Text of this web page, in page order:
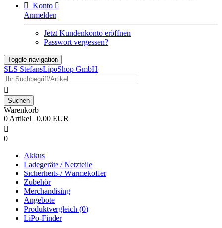
 Konto 
Anmelden
Jetzt Kundenkonto eröffnen
Passwort vergessen?
Toggle navigation
SLS StefansLipoShop GmbH

Warenkorb
0 Artikel | 0,00 EUR

0
Akkus
Ladegeräte / Netzteile
Sicherheits-/ Wärmekoffer
Zubehör
Merchandising
Angebote
Produktvergleich (0)
LiPo-Finder